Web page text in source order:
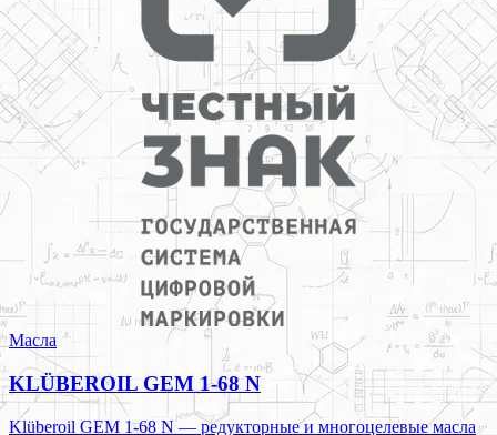
Масла
KLÜBEROIL GEM 1-68 N
Klüberoil GEM 1-68 N — редукторные и многоцелевые масла